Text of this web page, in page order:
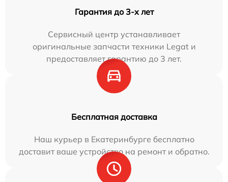
Гарантия до 3-х лет
Сервисный центр устанавливает
оригинальные запчасти техники Legat и
предоставляет гарантию до 3 лет.
Бесплатная доставка
Наш курьер в Екатеринбурге бесплатно
доставит ваше устройство на ремонт и обратно.